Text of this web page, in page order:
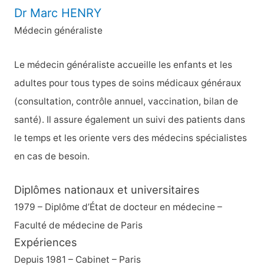
e
r
h
e
r
:
Dr Marc HENRY
Médecin généraliste
Le médecin généraliste accueille les enfants et les
adultes pour tous types de soins médicaux généraux
(consultation, contrôle annuel, vaccination, bilan de
santé). Il assure également un suivi des patients dans
le temps et les oriente vers des médecins spécialistes
en cas de besoin.
Diplômes nationaux et universitaires
1979 – Diplôme d’État de docteur en médecine –
Faculté de médecine de Paris
Expériences
Depuis 1981 – Cabinet – Paris